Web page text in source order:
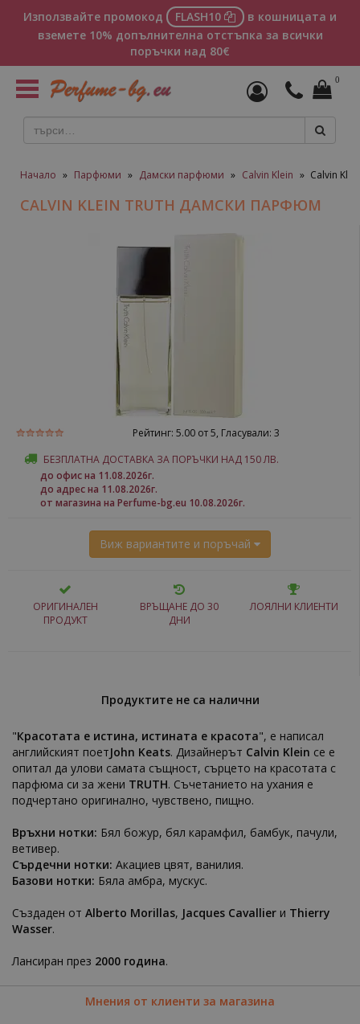
Използвайте промокод FLASH10
в кошницата и
вземете 10% допълнителна отстъпка за всички
поръчки над 80€
Toggle
navigation
0
Начало » Парфюми » Дамски парфюми » Calvin Klein » Calvin
CALVIN KLEIN TRUTH ДАМСКИ ПАРФЮМ
Рейтинг: 5.00от 5, Гласували: 3
БЕЗПЛАТНА ДОСТАВКА ЗА ПОРЪЧКИ НАД 150 ЛВ.
до офис на 11.08.2026г.
до адрес на 11.08.2026г.
от магазина на Perfume-bg.eu 10.08.2026г.
Виж вариантите и поръчай
ОРИГИНАЛЕН
ПРОДУКТ
ВРЪЩАНЕ ДО 30
ДНИ
ЛОЯЛНИ КЛИЕНТИ
Продуктите не са налични
"Красотата е истина, истината е красота", е написал
английският поетJohn Keats. Дизайнерът Calvin Klein се е
опитал да улови самата същност, сърцето на красотата с
парфюма си за жени TRUTH. Съчетанието на ухания е
подчертано оригинално, чувствено, пищно.
Връхни нотки: Бял божур, бял карамфил, бамбук, пачули,
ветивер.
Сърдечни нотки: Акациев цвят, ванилия.
Базови нотки: Бяла амбра, мускус.
Създаден от Alberto Morillas, Jacques Cavallier и Thierry
Wasser.
Лансиран през 2000 година.
Мнения от клиенти за магазина